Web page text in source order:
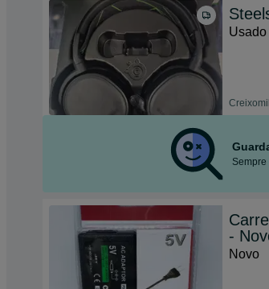
Usado
-
Novo